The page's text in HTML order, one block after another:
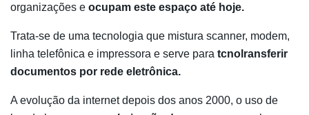
organizações e ocupam este espaço até hoje.
Trata-se de uma tecnologia que mistura scanner, modem,
linha telefônica e impressora e serve para tcnolransferir
documentos por rede eletrônica.
A evolução da internet depois dos anos 2000, o uso de